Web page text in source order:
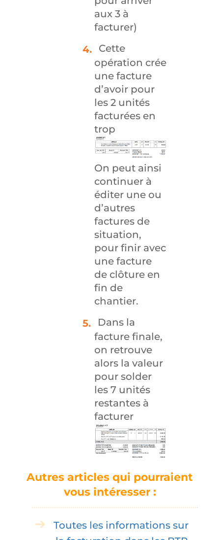
aux 3 à
facturer)
Cette
opération crée
une facture
d’avoir pour
les 2 unités
facturées en
trop
On peut ainsi
continuer à
éditer une ou
d’autres
factures de
situation,
pour finir avec
une facture
de clôture en
fin de
chantier.
Dans la
facture finale,
on retrouve
alors la valeur
pour solder
les 7 unités
restantes à
facturer
Autres articles qui pourraient
vous intéresser :
Toutes les informations sur